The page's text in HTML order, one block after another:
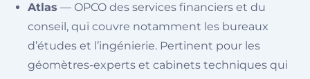
Atlas — OPCO des services financiers et du
conseil, qui couvre notamment les bureaux
d’études et l’ingénierie. Pertinent pour les
géomètres-experts et cabinets techniques qui